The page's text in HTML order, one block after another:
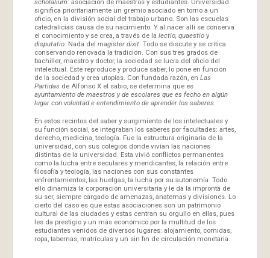
significa prioritariamente un gremio asociado en torno a un
oficio, en la división social del trabajo urbano. Son las escuelas
catedralicias causa de su nacimiento. Y al nacer allí se conserva
el conocimiento y se crea, a través de la lectio, quaestio y
disputatio. Nada del magister dixit. Todo se discute y se critica
conservando renovada la tradición. Con sus tres grados de
bachiller, maestro y doctor, la sociedad se lucra del oficio del
intelectual. Este reproduce y produce saber, lo pone en función
de la sociedad y crea utopías. Con fundada razón, en Las
Partidas de Alfonso X el sabio, se determina que es
ayuntamiento de maestros y de escolares que es fecho en algún
lugar con voluntad e entendimiento de aprender los saberes.
En estos recintos del saber y surgimiento de los intelectuales y
su función social, se integraban los saberes por facultades: artes,
derecho, medicina, teología. Fue la estructura originaria de la
universidad, con sus colegios donde vivían las naciones
distintas de la universidad. Esta vivió conflictos permanentes
como la lucha entre seculares y mendicantes, la relación entre
filosofía y teología, las naciones con sus constantes
enfrentamientos, las huelgas, la lucha por su autonomía. Todo
ello dinamiza la corporación universitaria y le da la impronta de
su ser, siempre cargado de amenazas, anatemas y divisiones. Lo
cierto del caso es que estas asociaciones son un patrimonio
cultural de las ciudades y estas centran su orgullo en ellas, pues
les da prestigio y un más económico por la multitud de los
estudiantes venidos de diversos lugares: alojamiento, comidas,
ropa, tabernas, matrículas y un sin fin de circulación monetaria.